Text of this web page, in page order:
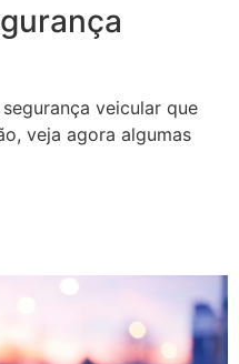
veicular que
veja agora algumas